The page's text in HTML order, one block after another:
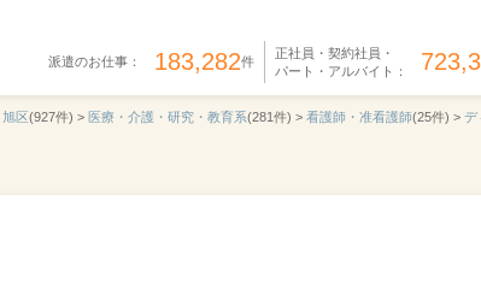
派遣のお仕事： 183,282件
正社員・契約社員・
パート・アルバイト：
旭区(927件) > 医療・介護・研究・教育系(281件) > 看護師・准看護師(25件) > デ